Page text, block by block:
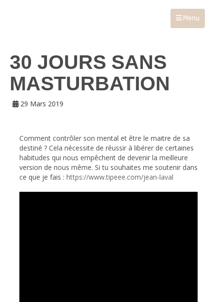
Menu
30 JOURS SANS
MASTURBATION
29 Mars 2019
Comment contrôler son mental et être le maitre de sa
destiné ? Cela nécessite de réussir à libérer de certaines
habitudes qui nous empêchent de devenir la meilleure
version de nous même. Si tu souhaites me soutenir dans
ce que je fais : https://www.tipeee.com/jean-laval